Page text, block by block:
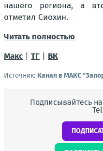
нашего региона, а
отметил Сиохин.
Читать полностью
Макс
ТГ ВК
Источник: Канал в МАКС
Подписывайтесь